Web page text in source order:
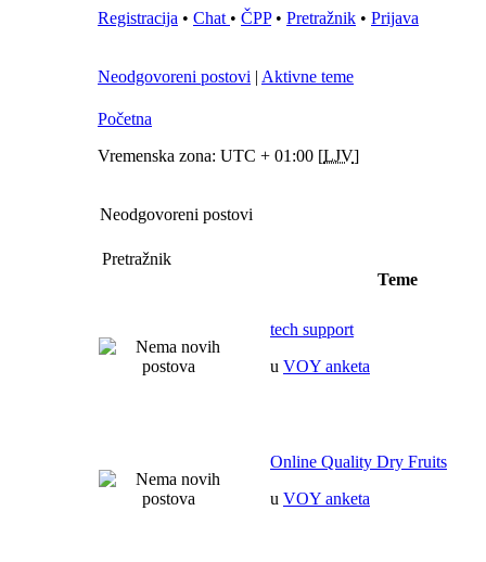
Registracija • Chat • ČPP• Pretražnik • Prijava
Neodgovoreni postovi | Aktivne teme
Početna
Vremenska zona: UTC + 01:00 [LJV]
Neodgovoreni postovi
Pretražnik
Teme
tech support
u VOY anketa
Online Quality Dry Fruits
u VOY anketa